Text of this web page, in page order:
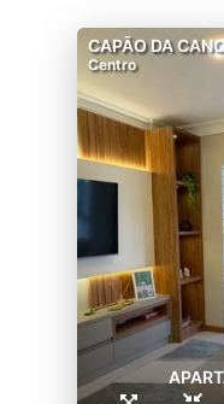
CAPÃO DA
Centro